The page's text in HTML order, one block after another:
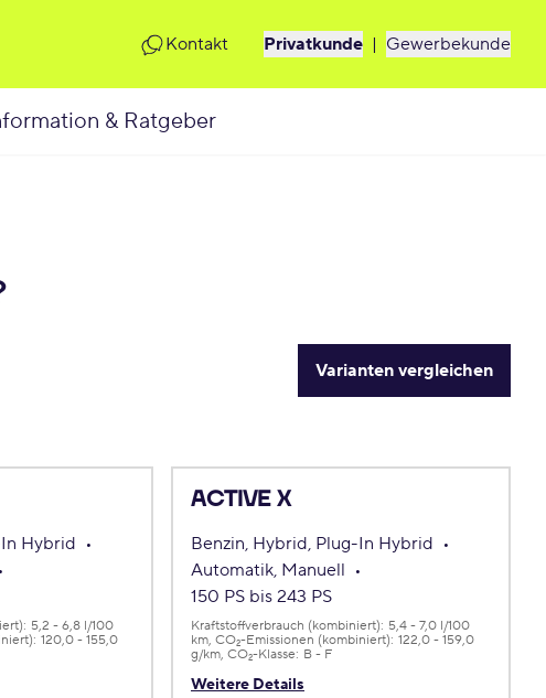
& Ratgeber
Kontakt Privatkunde | Gewerbekunde
Hybrid
5,2 - 6,8 l/100
120,0 - 155,0
ACTIVE X
Benzin, Hybrid, Plug-In Hybrid
Automatik, Manuell
150 PS bis 243 PS
Weitere Details
Kraftstoffverbrauch (kombiniert): 5,4 - 7,0 l/100
km CO2-Emissionen (kombiniert): 122,0 - 159,0
g/km CO2-Klasse: B - F
Varianten vergleichen